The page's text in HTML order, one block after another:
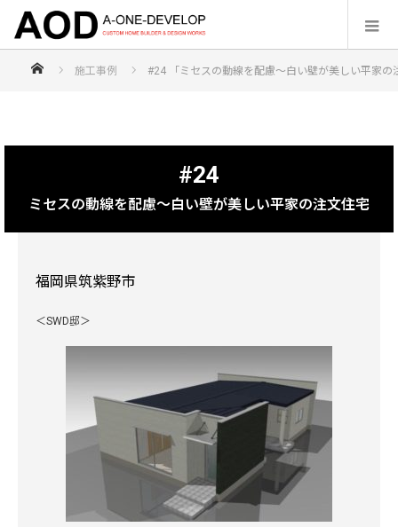
福岡の注文住宅なら【株式会社エーワンディヴェロップ】
施工事例 #24 「ミセスの動線を配慮〜白い壁が美しい平家の
#24
ミセスの動線を配慮〜白い壁が美しい平家の注文住宅
福岡県筑紫野市
＜SWD邸＞